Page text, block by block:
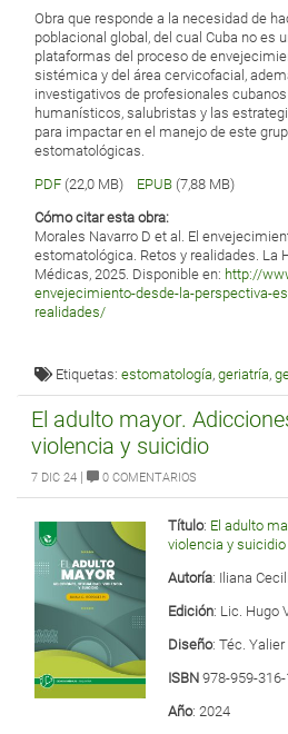
Obra que responde a la necesidad de
poblacional global, del cual Cuba no es
plataformas del proceso de
sistémica y del área cervicofacial,
investigativos de profesionales
humanísticos, salubristas y las
para impactar en el manejo de este
estomatológicas.
PDF (22,0 MB) EPUB (7,88 MB)
Cómo citar esta obra:
Morales Navarro D et al. El
estomatológica. Retos y realidades. La
Médicas, 2025. Disponible en: http://
envejecimiento-desde-la-perspectiva-
realidades/
Etiquetas:estomatología,geriatría,
El adulto mayor.
violencia y suicidio
7 DIC 24 | 0 COMENTARIOS
Título: El adulto
violencia y suicidio
Autoría: Iliana
Edición: Lic. Hugo
Diseño: Téc.
ISBN 978-959-
Año: 2024